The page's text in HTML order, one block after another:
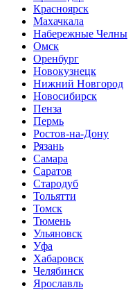
Красноярск
Махачкала
Набережные Челны
Омск
Оренбург
Новокузнецк
Нижний Новгород
Новосибирск
Пенза
Пермь
Ростов-на-Дону
Рязань
Самара
Саратов
Стародуб
Тольятти
Томск
Тюмень
Ульяновск
Уфа
Хабаровск
Челябинск
Ярославль